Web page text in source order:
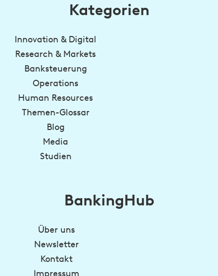
Kategorien
Innovation & Digital
Research & Markets
Banksteuerung
Operations
Human Resources
Themen-Glossar
Blog
Media
Studien
BankingHub
Über uns
Newsletter
Kontakt
Impressum